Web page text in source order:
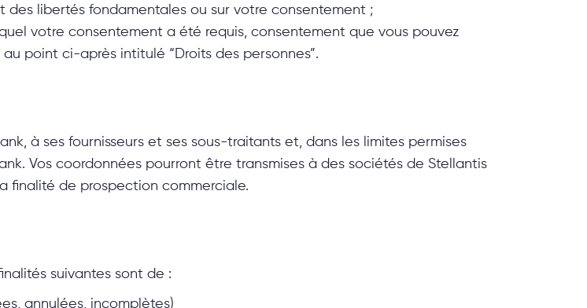
libertés fondamentales ou sur votre consentement ;
votre consentement a été requis, consentement que vous pouvez
point ci-après intitulé “Droits des personnes”.
à ses fournisseurs et ses sous-traitants et, dans les limites permises
Vos coordonnées pourront être transmises à des sociétés de Stellantis
finalité de prospection commerciale.
suivantes sont de :
annulées, incomplètes)